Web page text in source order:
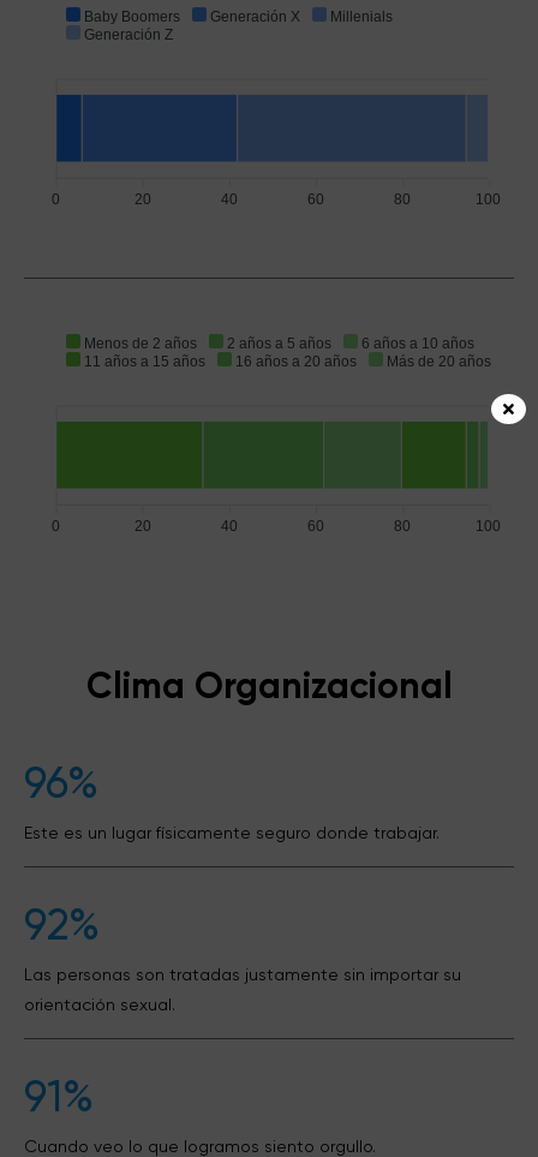
Baby Boomers Generación X
Millenials
Generación Z
100
80
60
40
20
0
Menos de 2 años 2 años a 5 años
6 años a 10 años
11 años a 15 años
16 años a 20 años Más de 20 años
100
80
60
40
20
0
Clima Organizacional
96%
Este es un lugar físicamente seguro donde trabajar.
92%
Las personas son tratadas justamente sin importar su
orientación sexual.
91%
Cuando veo lo que logramos siento orgullo.